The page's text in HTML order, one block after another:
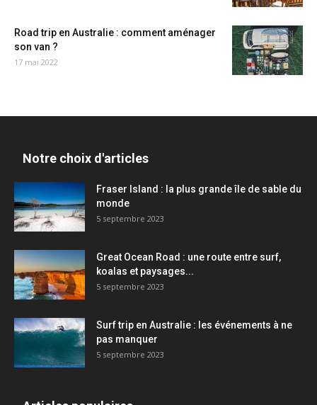
Road trip en Australie : comment aménager
son van ?
17 mai 2022
Notre choix d'articles
Fraser Island : la plus grande île de sable du
monde
5 septembre 2023
Great Ocean Road : une route entre surf,
koalas et paysages...
5 septembre 2023
Surf trip en Australie : les événements à ne
pas manquer
5 septembre 2023